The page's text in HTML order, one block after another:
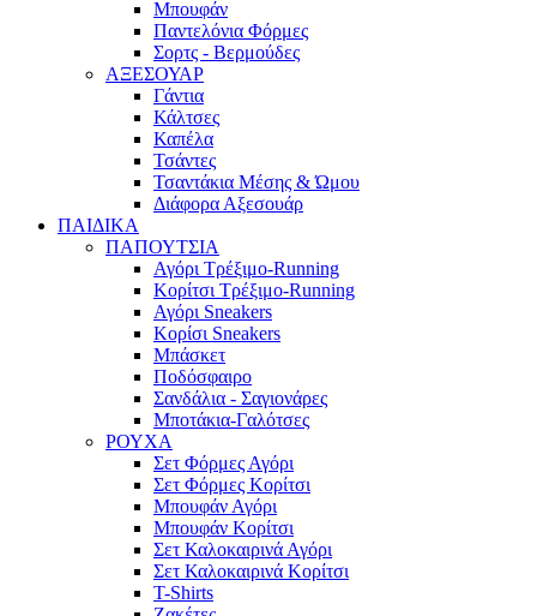
Μπουφάν
Παντελόνια Φόρμες
Σορτς - Βερμούδες
ΑΞΕΣΟΥΑΡ
Γάντια
Κάλτσες
Καπέλα
Τσάντες
Τσαντάκια Μέσης & Ώμου
Διάφορα Αξεσουάρ
ΠΑΙΔΙΚΑ
ΠΑΠΟΥΤΣΙΑ
Αγόρι Τρέξιμο-Running
Κορίτσι Τρέξιμο-Running
Αγόρι Sneakers
Κορίσι Sneakers
Μπάσκετ
Ποδόσφαιρο
Σανδάλια - Σαγιονάρες
Μποτάκια-Γαλότσες
ΡΟΥΧΑ
Σετ Φόρμες Αγόρι
Σετ Φόρμες Κορίτσι
Μπουφάν Αγόρι
Μπουφάν Κορίτσι
Σετ Καλοκαιρινά Αγόρι
Σετ Καλοκαιρινά Κορίτσι
T-Shirts